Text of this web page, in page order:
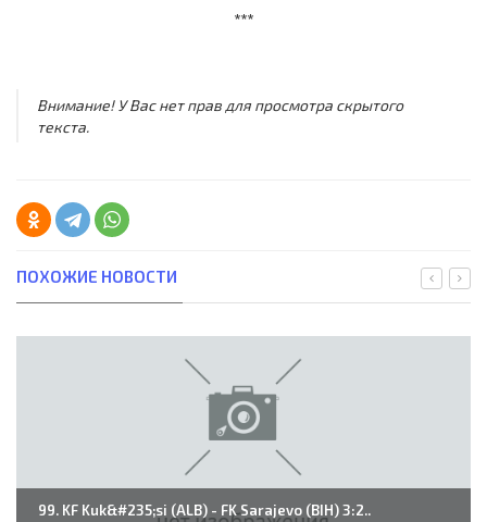
***
Внимание! У Вас нет прав для просмотра скрытого
текста.
ПОХОЖИЕ НОВОСТИ
99. KF Kuk&#235;si (ALB) - FK Sarajevo (BIH) 3:2..